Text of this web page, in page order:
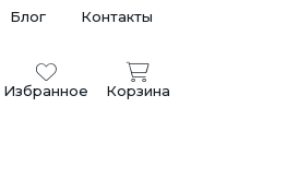
Блог Контакты
Избранное Корзина